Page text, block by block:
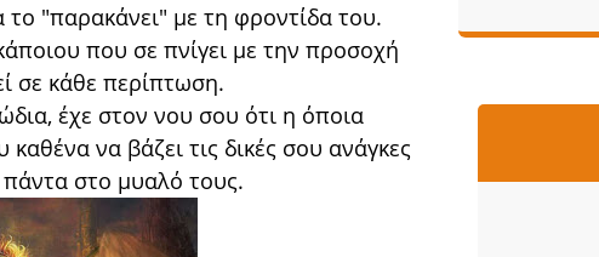
το "παρακάνει" με τη φροντίδα του.
που σε πνίγει με την προσοχή
σε κάθε περίπτωση.
έχε στον νου σου ότι η όποια
να βάζει τις δικές σου ανάγκες
πάντα στο μυαλό τους.